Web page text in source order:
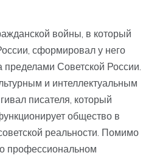
войны, в который
сформировал у него
пределами Советской России.
и интеллектуальным
писателя, который
общество в
реальности. Помимо
профессиональном